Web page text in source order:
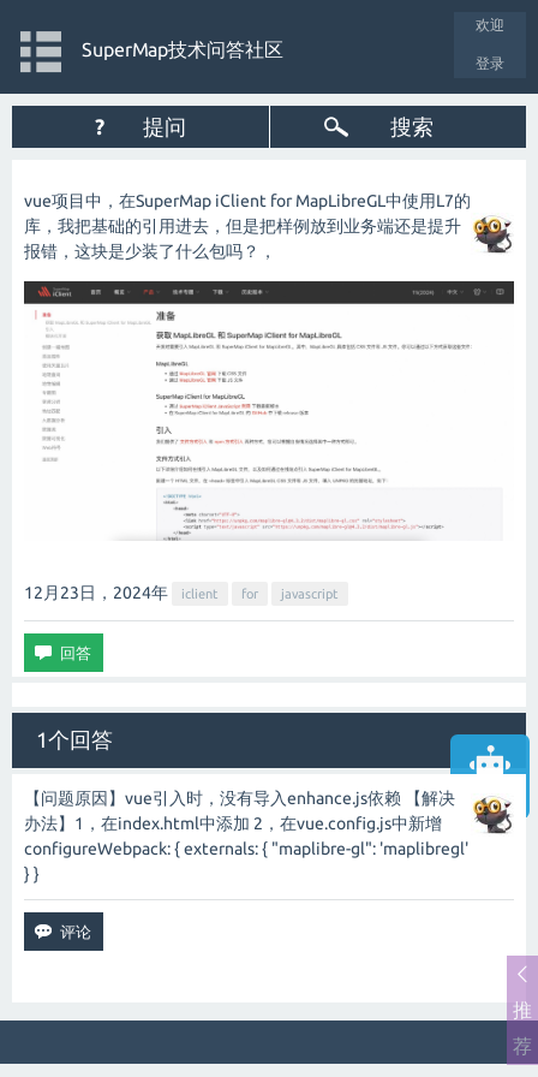
智能客服
欢迎
登录
SuperMap技术问答社区
? 提问 搜索
vue项目中，在SuperMap iClient for MapLibreGL中使用L7的
库，我把基础的引用进去，但是把样例放到业务端还是提升
报错，这块是少装了什么包吗？，
12月23日，2024年 iclient for javascript
1个回答
【问题原因】vue引入时，没有导入enhance.js依赖 【解决
办法】1，在index.html中添加 2，在vue.config.js中新增
configureWebpack: { externals: { "maplibre-gl": 'maplibregl'
} }